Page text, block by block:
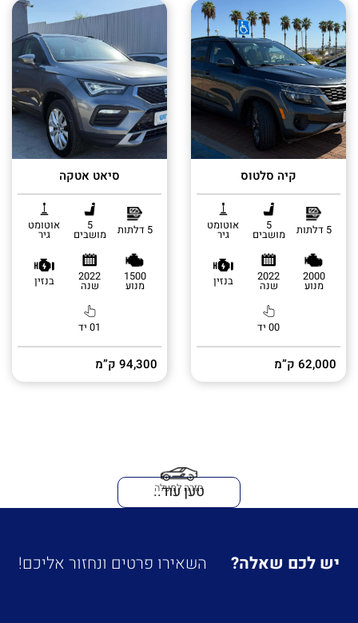
קיה סלטוס
5 דלתות 5
מושבים
אוטומט
גיר
2000
מנוע
2022
שנה בנזין
00 יד
62,000 ק”מ
סיאט אטקה
5 דלתות 5
מושבים
אוטומט
גיר
1500
מנוע
2022
שנה בנזין
01 יד
94,300 ק”מ
טען עוד..
חזרה למעלה
יש לכם שאלה? השאירו פרטים ונחזור אליכם!